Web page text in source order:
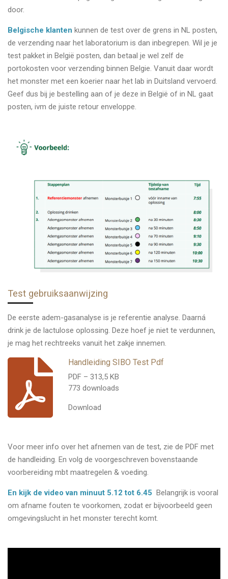
door.
Belgische klanten kunnen de test over de grens in NL posten,
de verzending naar het laboratorium is dan inbegrepen. Wil je je
test pakket in België posten, dan betaal je wel zelf de
portokosten voor verzending binnen Belgie. Vanuit daar wordt
het monster met een koerier naar het lab in Duitsland vervoerd.
Geef dus bij je bestelling aan of je deze in België of in NL gaat
posten, ivm de juiste retour enveloppe.
Test gebruiksaanwijzing
De eerste adem-gasanalyse is je referentie analyse. Daarná
drink je de lactulose oplossing. Deze hoef je niet te verdunnen,
je mag het rechtreeks vanuit het zakje innemen.
Handleiding SIBO Test Pdf
PDF – 313,5 KB
773 downloads
Download
Voor meer info over het afnemen van de test, zie de PDF met
de handleiding. En volg de voorgeschreven bovenstaande
voorbereiding mbt maatregelen & voeding.
En kijk de video van minuut 5.12 tot 6.45 Belangrijk is vooral
om afname fouten te voorkomen, zodat er bijvoorbeeld geen
omgevingslucht in het monster terecht komt.